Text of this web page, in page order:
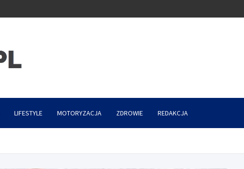
LIFESTYLE MOTORYZACJA ZDROWIE REDAKCJA